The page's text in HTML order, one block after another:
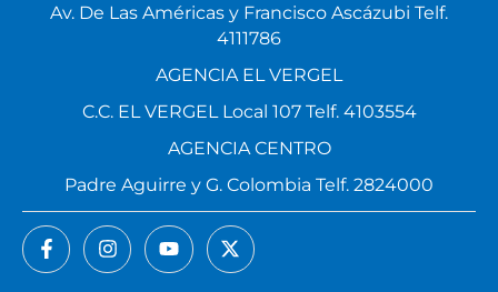
Av. De Las Américas y Francisco Ascázubi Telf.
4111786
AGENCIA EL VERGEL
C.C. EL VERGEL Local 107 Telf. 4103554
AGENCIA CENTRO
Padre Aguirre y G. Colombia Telf. 2824000